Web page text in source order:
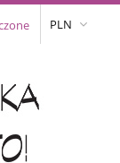
PLN